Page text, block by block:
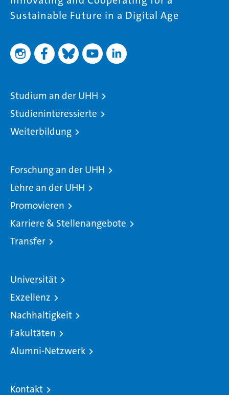
Sustainable Future in a Digital Age
Studium an der UHH
Studieninteressierte
Weiterbildung
Forschung an der UHH
Lehre an der UHH
Promovieren
Karriere & Stellenangebote
Transfer
Universität
Exzellenz
Nachhaltigkeit
Fakultäten
Alumni-Netzwerk
Kontakt